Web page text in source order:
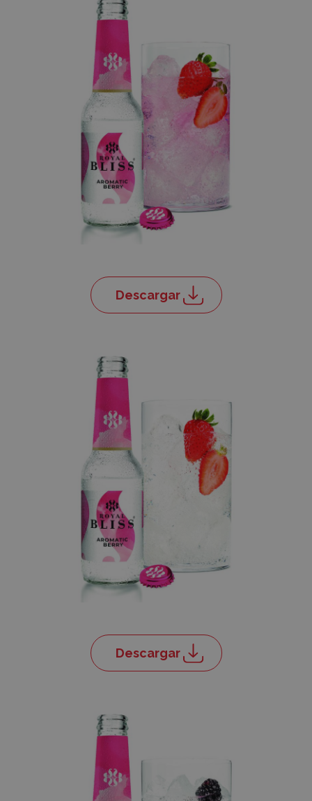
Descargar
Descargar